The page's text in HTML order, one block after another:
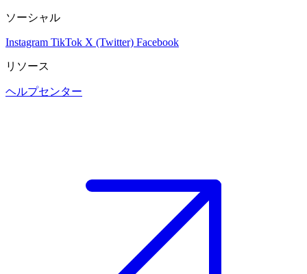
ソーシャル
Instagram TikTok X (Twitter) Facebook
リソース
ヘルプセンター